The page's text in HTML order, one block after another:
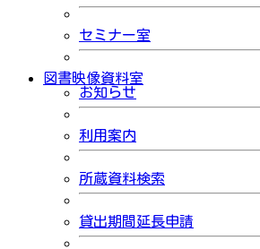
セミナー室
図書映像資料室
お知らせ
利用案内
所蔵資料検索
貸出期間延長申請